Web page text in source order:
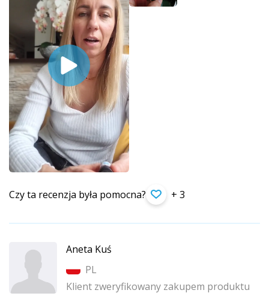
Czy ta recenzja była pomocna? + 3
Aneta Kuś
PL
Klient zweryfikowany zakupem produktu